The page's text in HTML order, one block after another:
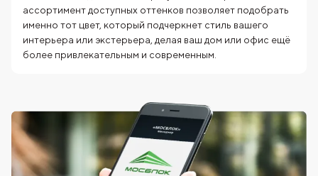
ассортимент доступных оттенков позволяет подобрать
именно тот цвет, который подчеркнет стиль вашего
интерьера или экстерьера, делая ваш дом или офис ещё
более привлекательным и современным.